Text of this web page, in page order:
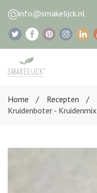
info@smakelijck.nl
Home
Recepten
Kruidenboter - Kruidenmix